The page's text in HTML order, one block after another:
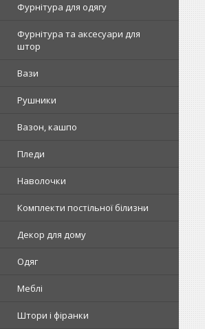
Фурнітура для одягу
Фурнітура та аксесуари для
штор
Вази
Рушники
Вазон, кашпо
Пледи
Наволочки
Комплекти постільної білизни
Декор для дому
Одяг
Меблі
Штори і фіранки